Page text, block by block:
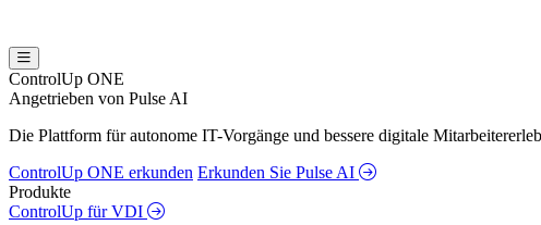
ControlUp ONE
Angetrieben von Pulse AI
Die Plattform für autonome IT-Vorgänge und bessere digitale
ControlUp ONE erkunden Erkunden Sie Pulse AI
Produkte
ControlUp für VDI